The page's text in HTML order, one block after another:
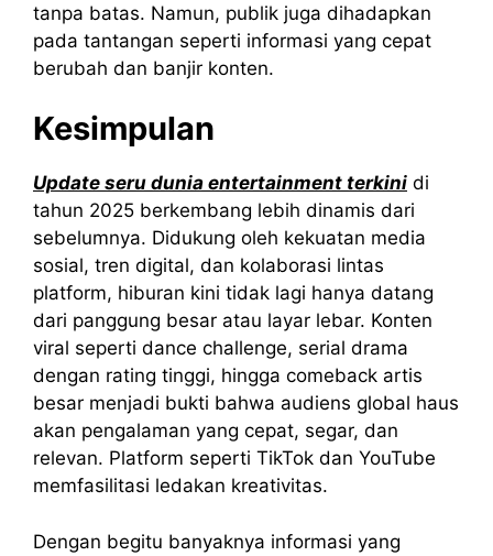
tanpa batas. Namun, publik juga dihadapkan
pada tantangan seperti informasi yang cepat
berubah dan banjir konten.
Kesimpulan
Update seru dunia entertainment terkini di
tahun 2025 berkembang lebih dinamis dari
sebelumnya. Didukung oleh kekuatan media
sosial, tren digital, dan kolaborasi lintas
platform, hiburan kini tidak lagi hanya datang
dari panggung besar atau layar lebar. Konten
viral seperti dance challenge, serial drama
dengan rating tinggi, hingga comeback artis
besar menjadi bukti bahwa audiens global haus
akan pengalaman yang cepat, segar, dan
relevan. Platform seperti TikTok dan YouTube
memfasilitasi ledakan kreativitas.
Dengan begitu banyaknya informasi yang